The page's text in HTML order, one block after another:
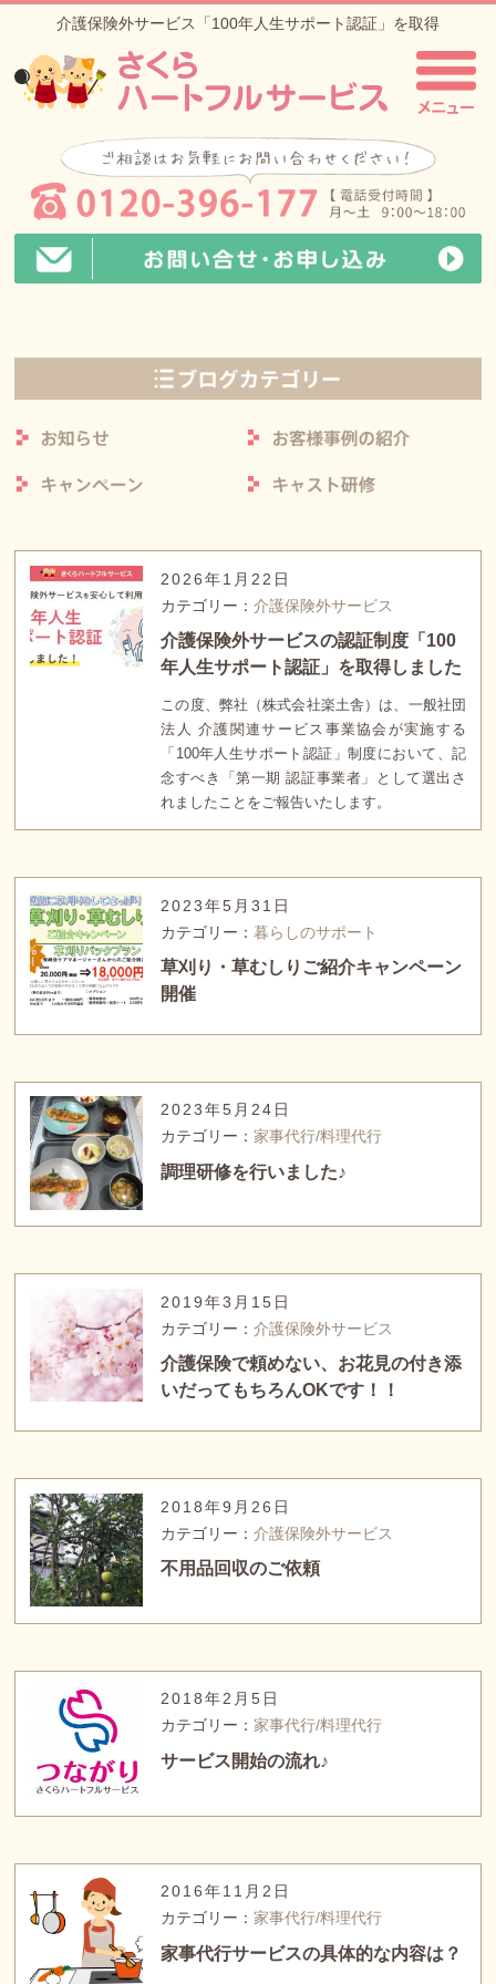
介護保険外サービス「100年人生サポート認証」を取得
2026年1月22日
カテゴリー：介護保険外サービス
介護保険外サービスの認証制度「100
年人生サポート認証」を取得しました
この度、弊社（株式会社楽土舎）は、一般社団
法人 介護関連サービス事業協会が実施する
「100年人生サポート認証」制度において、記
念すべき「第一期 認証事業者」として選出さ
れましたことをご報告いたします。
2023年5月31日
カテゴリー：暮らしのサポート
草刈り・草むしりご紹介キャンペーン
開催
2023年5月24日
カテゴリー：家事代行/料理代行
調理研修を行いました♪
2019年3月15日
カテゴリー：介護保険外サービス
介護保険で頼めない、お花見の付き添
いだってもちろんOKです！！
2018年9月26日
カテゴリー：介護保険外サービス
不用品回収のご依頼
2018年2月5日
カテゴリー：家事代行/料理代行
サービス開始の流れ♪
2016年11月2日
カテゴリー：家事代行/料理代行
家事代行サービスの具体的な内容は？